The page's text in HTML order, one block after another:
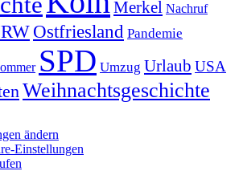
Merkel Nachruf
Ostfriesland Pandemie
SPD Umzug Urlaub USA
Weihnachtsgeschichte
ändern
Einstellungen